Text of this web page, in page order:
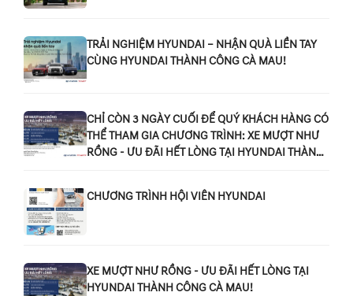
TRẢI NGHIỆM HYUNDAI – NHẬN QUÀ LIỀN TAY
CÙNG HYUNDAI THÀNH CÔNG CÀ MAU!
CHỈ CÒN 3 NGÀY CUỐI ĐỂ QUÝ KHÁCH HÀNG CÓ
THỂ THAM GIA CHƯƠNG TRÌNH: XE MƯỢT NHƯ
RỒNG - ƯU ĐÃI HẾT LÒNG TẠI HYUNDAI THÀNH
CHƯƠNG TRÌNH HỘI VIÊN HYUNDAI
XE MƯỢT NHƯ RỒNG - ƯU ĐÃI HẾT LÒNG TẠI
HYUNDAI THÀNH CÔNG CÀ MAU!